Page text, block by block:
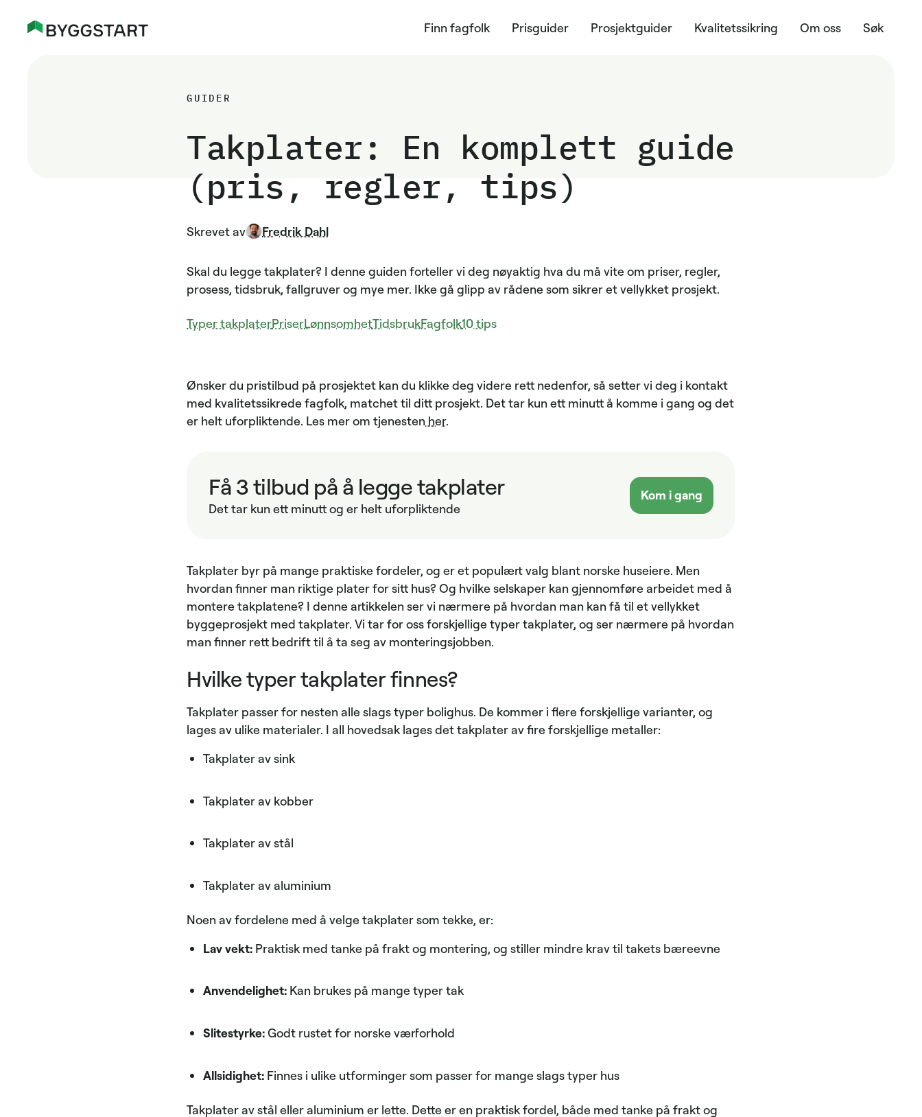
Finn fagfolk Prisguider Prosjektguider Kvalitetssikring Om oss Søk
GUIDER
Takplater: En komplett guide
(pris, regler, tips)
Skrevet av Fredrik Dahl
Skal du legge takplater? I denne guiden forteller vi deg nøyaktig hva du må vite om priser, regler,
prosess, tidsbruk, fallgruver og mye mer. Ikke gå glipp av rådene som sikrer et vellykket prosjekt.
Typer takplaterPriserLønnsomhetTidsbrukFagfolk10 tips
Ønsker du pristilbud på prosjektet kan du klikke deg videre rett nedenfor, så setter vi deg i kontakt
med kvalitetssikrede fagfolk, matchet til ditt prosjekt. Det tar kun ett minutt å komme i gang og det
er helt uforpliktende. Les mer om tjenesten her.
Få 3 tilbud på å legge takplater
Det tar kun ett minutt og er helt uforpliktende
Kom i gang
Takplater byr på mange praktiske fordeler, og er et populært valg blant norske huseiere. Men
hvordan finner man riktige plater for sitt hus? Og hvilke selskaper kan gjennomføre arbeidet med å
montere takplatene? I denne artikkelen ser vi nærmere på hvordan man kan få til et vellykket
byggeprosjekt med takplater. Vi tar for oss forskjellige typer takplater, og ser nærmere på hvordan
man finner rett bedrift til å ta seg av monteringsjobben.
Hvilke typer takplater finnes?
Takplater passer for nesten alle slags typer bolighus. De kommer i flere forskjellige varianter, og
lages av ulike materialer. I all hovedsak lages det takplater av fire forskjellige metaller:
Takplater av sink
Takplater av kobber
Takplater av stål
Takplater av aluminium
Noen av fordelene med å velge takplater som tekke, er:
Lav vekt: Praktisk med tanke på frakt og montering, og stiller mindre krav til takets bæreevne
Anvendelighet: Kan brukes på mange typer tak
Slitestyrke:Godt rustet for norske værforhold
Allsidighet: Finnes i ulike utforminger som passer for mange slags typer hus
Takplater av stål eller aluminium er lette. Dette er en praktisk fordel, både med tanke på frakt og